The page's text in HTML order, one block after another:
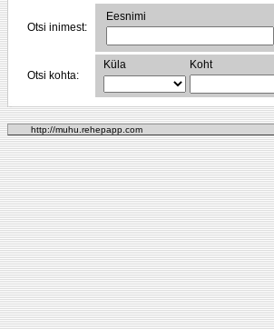
Otsi inimest:
Eesnimi
Otsi kohta:
Küla Koht
http://muhu.rehepapp.com